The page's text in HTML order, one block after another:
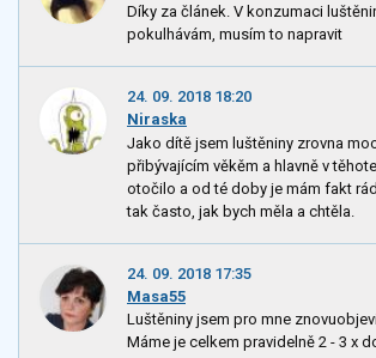
Díky za článek. V konzumaci
pokulhávám, musím to napravit
24. 09. 2018 18:20
Niraska
Jako dítě jsem luštěniny zrovna
přibývajícím věkěm a hlavně v
otočilo a od té doby je mám fakt
tak často, jak bych měla a chtěla.
24. 09. 2018 17:35
Masa55
Luštěniny jsem pro mne
Máme je celkem pravidelně 2 - 3 x